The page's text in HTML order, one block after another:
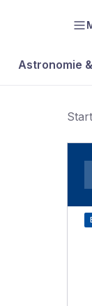
Astronomie